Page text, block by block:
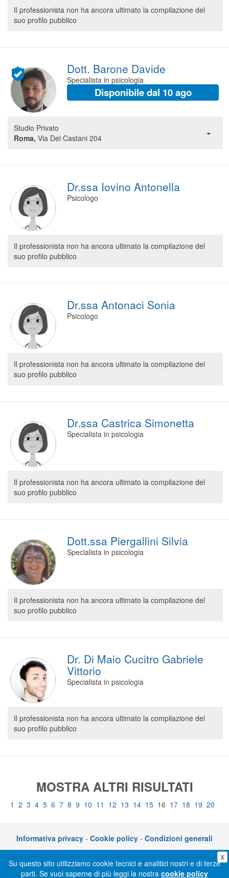
Il professionista non ha ancora ultimato la compilazione del
suo profilo pubblico
Dott. Barone Davide
Specialista in psicologia
Disponibile dal 10 ago
Studio Privato
Roma, Via Dei Castani 204
Dr.ssa Iovino Antonella
Psicologo
Il professionista non ha ancora ultimato la compilazione del
suo profilo pubblico
Dr.ssa Antonaci Sonia
Psicologo
Il professionista non ha ancora ultimato la compilazione del
suo profilo pubblico
Dr.ssa Castrica Simonetta
Specialista in psicologia
Il professionista non ha ancora ultimato la compilazione del
suo profilo pubblico
Dott.ssa Piergallini Silvia
Specialista in psicologia
Il professionista non ha ancora ultimato la compilazione del
suo profilo pubblico
Dr. Di Maio Cucitro Gabriele
Vittorio
Specialista in psicologia
Il professionista non ha ancora ultimato la compilazione del
suo profilo pubblico
MOSTRA ALTRI RISULTATI
1 2 3 4 5 6 7 8 9 10 11 12 13 14 15 16 17 18 19 20
Su questo sito utilizziamo cookie tecnici e analitici nostri e di terze
parti. Se vuoi saperne di più leggi la nostra cookie policy
X
Informativa privacy - Cookie policy - Condizioni generali
CLICKDOC è un servizio di CGM Italia S.r.l. - P.I. 05014030729 – Via adriano
Olivetti 10, 70056 Molfetta (BA)